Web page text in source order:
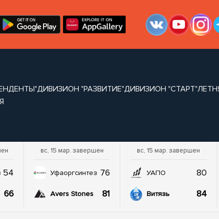
ДИВИЗИОН "РАЗВИТИЕ"ДИВИЗИОН "СТАРТ"
54
66
вс, 15 мар. завершен
Уфаоргсинтез 76
Avers Stones 81
вс, 15 мар. завершен
УАПО 80
Витязь 84